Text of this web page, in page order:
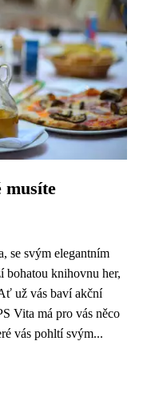
musíte
se svým elegantním
bohatou knihovnu her,
už vás baví akční
Vita má pro vás něco
vás pohltí svým...